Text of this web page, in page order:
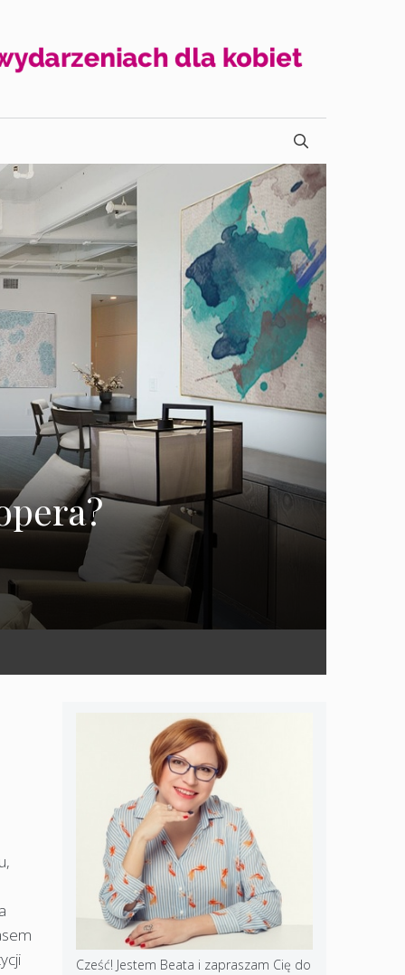
Cześć! Jestem Beata i zapraszam Cię do